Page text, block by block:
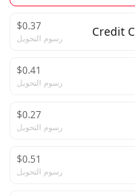
Credit
$0.37
رسوم التحويل
$0.41
رسوم التحويل
$0.27
رسوم التحويل
$0.51
رسوم التحويل